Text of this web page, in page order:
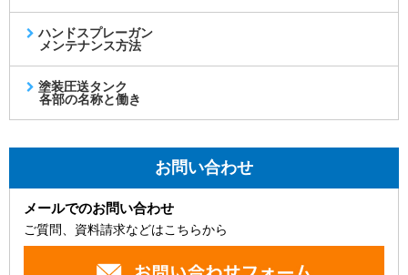
ハンドスプレーガン
メンテナンス方法
塗装圧送タンク
各部の名称と働き
お問い合わせ
メールでのお問い合わせ
ご質問、資料請求などはこちらから